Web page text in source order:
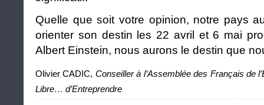
Quelle que soit votre opinion, notre pays
orienter son destin les 22 avril et 6 mai
Albert Einstein, nous aurons le destin que
Olivier CADIC, Conseiller à l’Assemblée des Français de
Libre… d’Entreprendre